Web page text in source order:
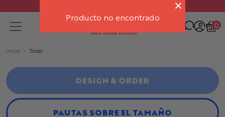
Producto no encontrado
0
Inicio Todo
DESIGN & ORDER
PAUTAS SOBRE EL TAMAÑO